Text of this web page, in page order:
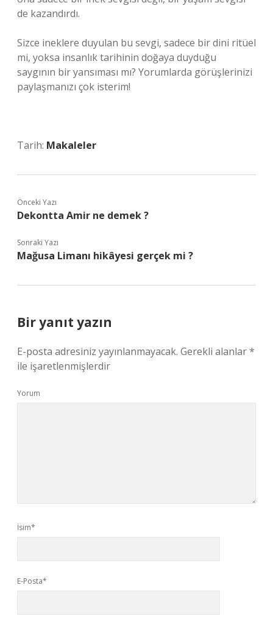
de kazandırdı.
Sizce ineklere duyulan bu sevgi, sadece bir dini ritüel
mi, yoksa insanlık tarihinin doğaya duyduğu
saygının bir yansıması mı? Yorumlarda görüşlerinizi
paylaşmanızı çok isterim!
Tarih: Makaleler
Önceki Yazı
Dekontta Amir ne demek ?
Sonraki Yazı
Mağusa Limanı hikâyesi gerçek mi ?
Bir yanıt yazın
E-posta adresiniz yayınlanmayacak. Gerekli alanlar*
ile işaretlenmişlerdir
Yorum
İsim*
E-Posta*